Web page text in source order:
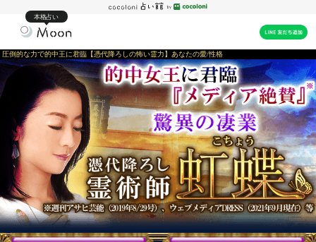
本格占い
圧倒的な力で的中王に君臨【憑代降ろしの怖い霊力】あなたの愛/性格